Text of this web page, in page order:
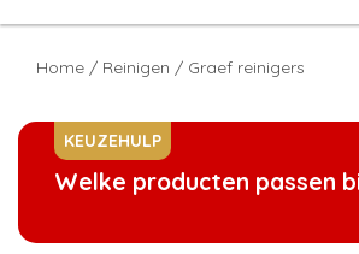
Home / Reinigen / Graef reinigers
KEUZEHULP
Welke producten passen